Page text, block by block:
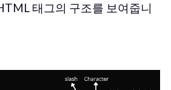
태그의 구조를 보여줍니